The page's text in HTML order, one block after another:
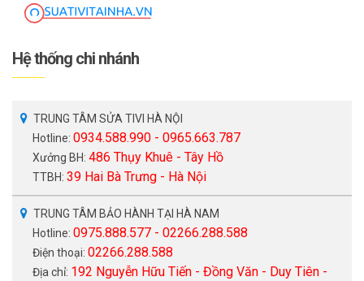
Hệ thống chi nhánh
TRUNG TÂM SỬA TIVI HÀ NỘI
Hotline: 0934.588.990 - 0965.663.787
Xưởng BH: 486 Thụy Khuê - Tây Hồ
TTBH: 39 Hai Bà Trưng - Hà Nội
TRUNG TÂM BẢO HÀNH TẠI HÀ NAM
Hotline: 0975.888.577 - 02266.288.588
Điện thoại: 02266.288.588
Địa chỉ: 192 Nguyễn Hữu Tiến - Đồng Văn - Duy Tiên -